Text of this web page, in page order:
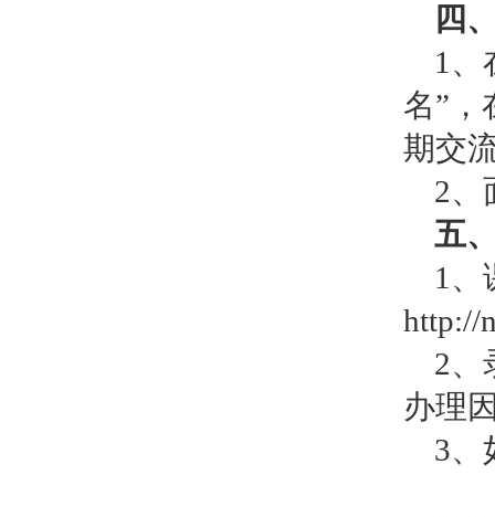
四
1、
名”，
期交
2、
五
1、
http://
2、
办理
3、